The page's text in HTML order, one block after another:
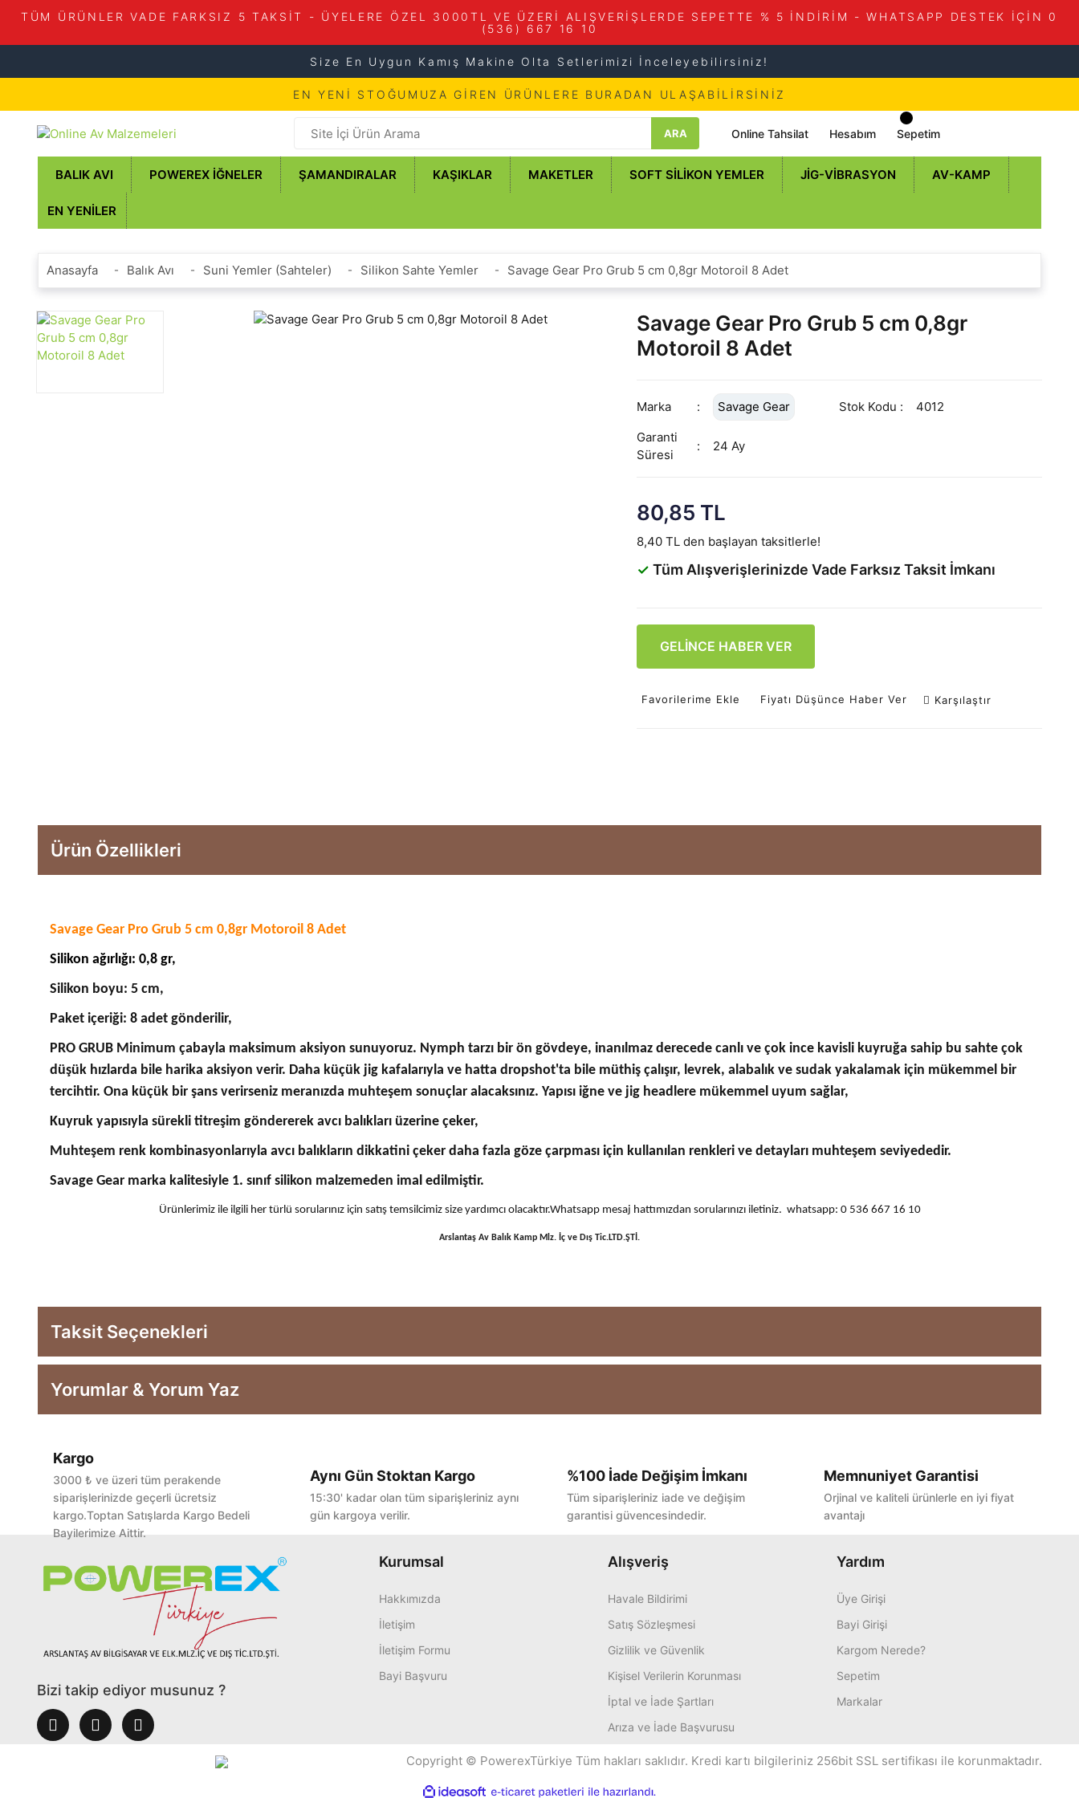
TÜM ÜRÜNLER VADE FARKSIZ 5 TAKSİT - ÜYELERE ÖZEL 3000TL VE ÜZERİ ALIŞVERİŞLERDE SEPETTE % 5 İNDİRİM - WHATSAPP DESTEK İÇİN 0
(536) 667 16 10
Size En Uygun Kamış Makine Olta Setlerimizi İnceleyebilirsiniz!
EN YENİ STOĞUMUZA GİREN ÜRÜNLERE BURADAN ULAŞABİLİRSİNİZ
ARA Online Tahsilat Hesabım Sepetim
BALIK AVI POWEREX İĞNELER ŞAMANDIRALAR KAŞIKLAR MAKETLER SOFT SILIKON YEMLER JIG-VIBRASYON AV-KAMP
EN YENILER
Anasayfa Balık Avı Suni Yemler (Sahteler) Silikon Sahte Yemler Savage Gear Pro Grub 5 cm 0,8gr Motoroil 8 Adet
Savage Gear Pro Grub 5 cm 0,8gr
Motoroil 8 Adet
Marka Savage Gear Stok Kodu
4012
Garanti
Süresi
24 Ay
80,85 TL
8,40 TL den başlayan taksitlerle!
✓ Tüm Alışverişlerinizde Vade Farksız Taksit İmkanı
GELİNCE HABER VER
Favorilerime Ekle Fiyatı Düşünce Haber Ver Karşılaştır
Ürün Özellikleri
Savage Gear Pro Grub 5 cm 0,8gr Motoroil 8 Adet
Silikon ağırlığı: 0,8 gr,
Silikon boyu: 5 cm,
Paket içeriği: 8 adet gönderilir,
PRO GRUB Minimum çabayla maksimum aksiyon sunuyoruz. Nymph tarzı bir ön gövdeye, inanılmaz derecede canlı ve çok ince kavisli kuyruğa sahip bu sahte çok
düşük hızlarda bile harika aksiyon verir. Daha küçük jig kafalarıyla ve hatta dropshot'ta bile müthiş çalışır, levrek, alabalık ve sudak yakalamak için mükemmel bir
tercihtir. Ona küçük bir şans verirseniz meranızda muhteşem sonuçlar alacaksınız. Yapısı iğne ve jig headlere mükemmel uyum sağlar,
Kuyruk yapısıyla sürekli titreşim göndererek avcı balıkları üzerine çeker,
Muhteşem renk kombinasyonlarıyla avcı balıkların dikkatini çeker daha fazla göze çarpması için kullanılan renkleri ve detayları muhteşem seviyededir.
Savage Gear marka kalitesiyle 1. sınıf silikon malzemeden imal edilmiştir.
Ürünlerimiz ile ilgili her türlü sorularınız için satış temsilcimiz size yardımcı olacaktır.Whatsapp mesaj hattımızdan sorularınızı iletiniz. whatsapp: 0 536 667 16 10
Arslantaş Av Balık Kamp Mlz. İç ve Dış Tic.LTD.ŞTİ.
Taksit Seçenekleri
Yorumlar & Yorum Yaz
Bu ürüne ilk yorumu siz yapın!
Kargo
3000 ₺ ve üzeri tüm perakende
siparişlerinizde geçerli ücretsiz
kargo.Toptan Satışlarda Kargo Bedeli
Bayilerimize Aittir.
Aynı Gün Stoktan Kargo
15:30' kadar olan tüm siparişleriniz aynı
gün kargoya verilir.
%100 İade Değişim İmkanı
Tüm siparişleriniz iade ve değişim
garantisi güvencesindedir.
Memnuniyet Garantisi
Orjinal ve kaliteli ürünlerle en iyi fiyat
avantajı
Bizi takip ediyor musunuz ?
Kurumsal
Hakkımızda
İletişim
İletişim Formu
Bayi Başvuru
Alışveriş
Havale Bildirimi
Satış Sözleşmesi
Gizlilik ve Güvenlik
Kişisel Verilerin Korunması
İptal ve İade Şartları
Arıza ve İade Başvurusu
Yardım
Üye Girişi
Bayi Girişi
Kargom Nerede?
Sepetim
Markalar
Copyright © PowerexTürkiye Tüm hakları saklıdır. Kredi kartı bilgileriniz 256bit SSL sertifikası ile korunmaktadır.
ideasoft e-